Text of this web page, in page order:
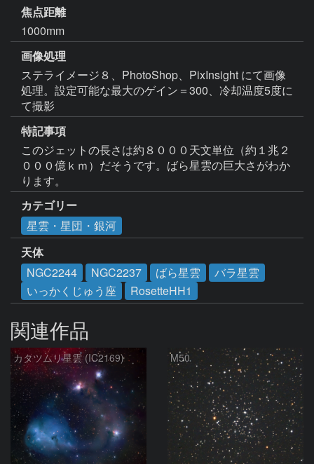
焦点距離
1000mm
画像処理
ステライメージ８、PhotoShop、PixInsight にて画像
処理。設定可能な最大のゲイン＝300、冷却温度5度に
て撮影
特記事項
このジェットの長さは約８０００天文単位（約１兆２
０００億ｋｍ）だそうです。ばら星雲の巨大さがわか
ります。
カテゴリー
星雲・星団・銀河
天体
NGC2244
NGC2237 ばら星雲
バラ星雲
いっかくじゅう座
RosetteHH1
関連作品
カタツムリ星雲 (IC2169) M50